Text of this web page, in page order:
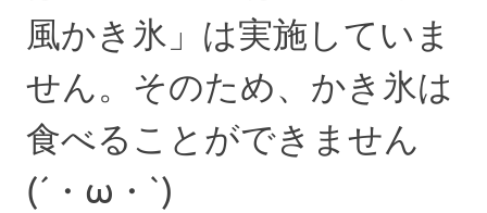
風かき氷」は実施していま
せん。そのため、かき氷は
食べることができません
(´・ω・`)